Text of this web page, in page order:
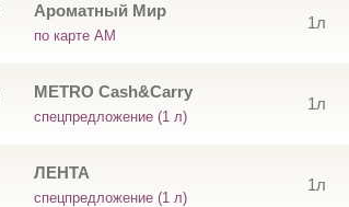
Ароматный Мир
по карте АМ
1л
METRO Cash&Carry
спецпредложение (1 л)
1л
ЛЕНТА
спецпредложение (1 л)
1л